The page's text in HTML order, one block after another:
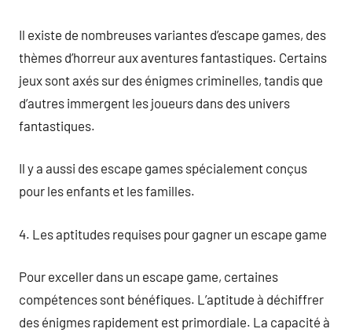
Il existe de nombreuses variantes d’escape games, des
thèmes d’horreur aux aventures fantastiques. Certains
jeux sont axés sur des énigmes criminelles, tandis que
d’autres immergent les joueurs dans des univers
fantastiques.
Il y a aussi des escape games spécialement conçus
pour les enfants et les familles.
4. Les aptitudes requises pour gagner un escape game
Pour exceller dans un escape game, certaines
compétences sont bénéfiques. L’aptitude à déchiffrer
des énigmes rapidement est primordiale. La capacité à